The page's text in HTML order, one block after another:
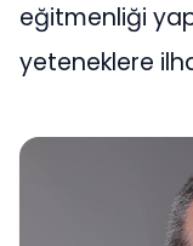
eğitmenliği
yeteneklere